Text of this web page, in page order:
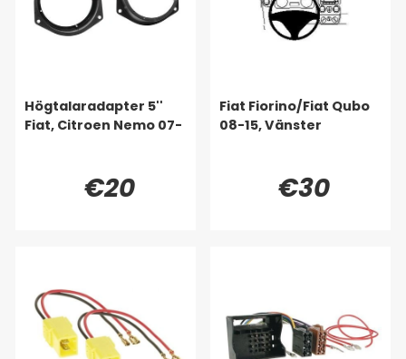
Högtalaradapter 5''
Fiat, Citroen Nemo 07-
€20
Fiat Fiorino/Fiat Qubo
08-15, Vänster
€30